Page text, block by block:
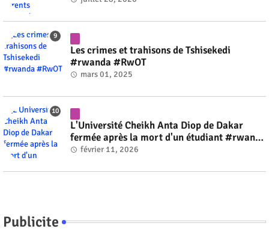
Les crimes et trahisons de Tshisekedi
#rwanda #RwOT
mars 01, 2025
L'Université Cheikh Anta Diop de Dakar
fermée après la mort d'un étudiant #rwanda
#RwOT
février 11, 2026
Publicite